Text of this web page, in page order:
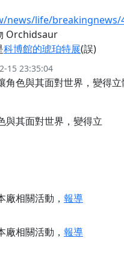
news/life/breakingnews/
Orchidsaur
科博館的琥珀特展(誤)
15 23:35:04
角色與其面對世界，變得
與其面對世界，變得立
廠相關活動， 報導
廠相關活動， 報導